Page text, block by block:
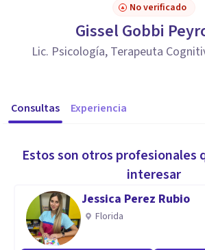
No verificado
Gissel Gobbi
Lic. Psicología, Terapeuta
Consultas Experiencia
Estos son otros profesionales
interesar
Jessica Perez Rubio
Florida